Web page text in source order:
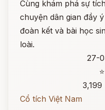
Cùng khám phá sự
chuyện dân gian đầy
đoàn kết và bài học
loài.
27-
Cổ tích Việt Nam